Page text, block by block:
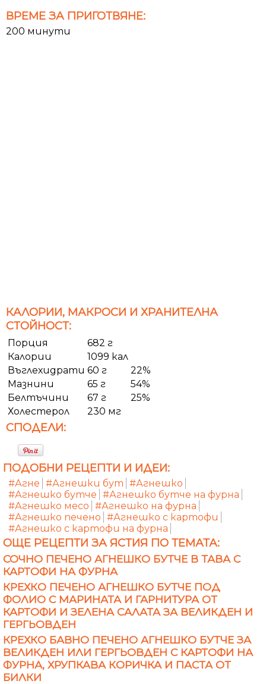
ВРЕМЕ ЗА ПРИГОТВЯНЕ:
200 минути
КАЛОРИИ, МАКРОСИ И ХРАНИТЕЛНА
СТОЙНОСТ:
Порция
682 г
Калории
1099 кал
Въглехидрати 60 г
22%
Мазнини
65 г
54%
Белтъчини
67 г
25%
Холестерол
230 мг
СПОДЕЛИ:
ПОДОБНИ РЕЦЕПТИ И ИДЕИ:
#Агне #Агнешки бут #Агнешко
#Агнешко бутче #Агнешко бутче на фурна
#Агнешко месо #Агнешко на фурна
#Агнешко печено #Агнешко с картофи
#Агнешко с картофи на фурна
ОЩЕ РЕЦЕПТИ ЗА ЯСТИЯ ПО ТЕМАТА:
СОЧНО ПЕЧЕНО АГНЕШКО БУТЧЕ В ТАВА С
КАРТОФИ НА ФУРНА
КРЕХКО ПЕЧЕНО АГНЕШКО БУТЧЕ ПОД
ФОЛИО С МАРИНАТА И ГАРНИТУРА ОТ
КАРТОФИ И ЗЕЛЕНА САЛАТА ЗА ВЕЛИКДЕН И
ГЕРГЬОВДЕН
КРЕХКО БАВНО ПЕЧЕНО АГНЕШКО БУТЧЕ ЗА
ВЕЛИКДЕН ИЛИ ГЕРГЬОВДЕН С КАРТОФИ НА
ФУРНА, ХРУПКАВА КОРИЧКА И ПАСТА ОТ
БИЛКИ